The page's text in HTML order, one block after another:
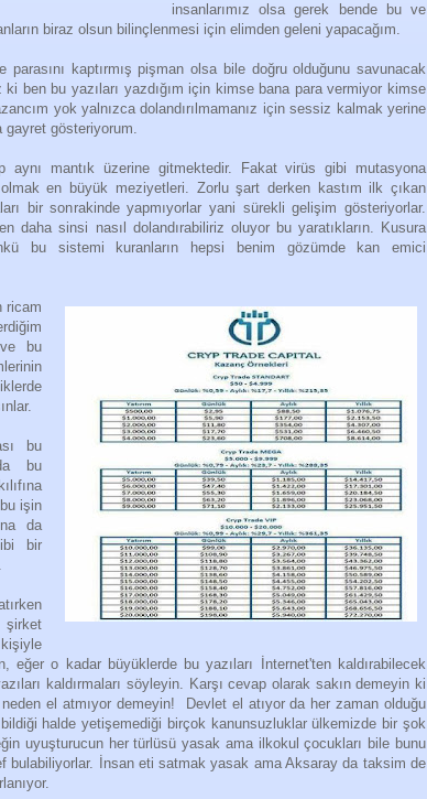
insanlarımız olsa gerek bende bu ve
biraz olsun bilinçlenmesi için elimden geleni yapacağım.
kaptırmış pişman olsa bile doğru olduğunu savunacak
ben bu yazıları yazdığım için kimse bana para vermiyor kimse
yok yalnızca dolandırılmamanız için sessiz kalmak yerine
gayret gösteriyorum.
aynı mantık üzerine gitmektedir. Fakat virüs gibi mutasyona
en büyük meziyetleri. Zorlu şart derken kastım ilk çıkan
bir sonrakinde yapmıyorlar yani sürekli gelişim gösteriyorlar.
daha sinsi nasıl dolandırabiliriz oluyor bu yaratıkların. Kusura
bu sistemi kuranların hepsi benim gözümde kan emici
ricam
ve bu
bu
bu
işin
da
bir
eğer o kadar büyüklerde bu yazıları İnternet'ten kaldırabilecek
kaldırmaları söyleyin. Karşı cevap olarak sakın demeyin ki
neden el atmıyor demeyin! Devlet el atıyor da her zaman olduğu
halde yetişemediği birçok kanunsuzluklar ülkemizde bir şok
uyuşturucun her türlüsü yasak ama ilkokul çocukları bile bunu
bulabiliyorlar. İnsan eti satmak yasak ama Aksaray da taksim de